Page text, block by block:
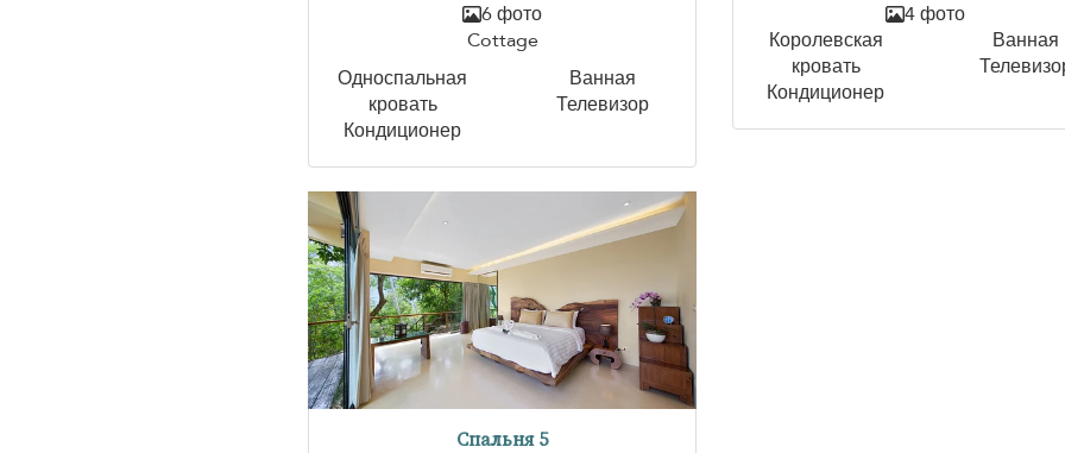
6 фото
Cottage
Односпальная
кровать
Ванная
Телевизор
Кондиционер
4 фото
Королевская
кровать
Ванная
Кондиционер
Спальня 5